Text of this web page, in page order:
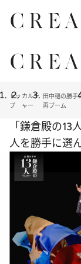
トッ
プ
カルチ
ャー
田中稲の勝手
再ブーム
「鎌倉殿の13人」が